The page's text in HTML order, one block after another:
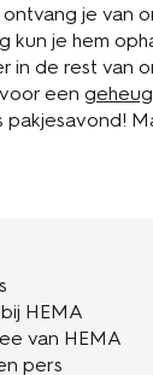
je van
kun je hem
in de rest van
een
HEMA
van HEMA
pers